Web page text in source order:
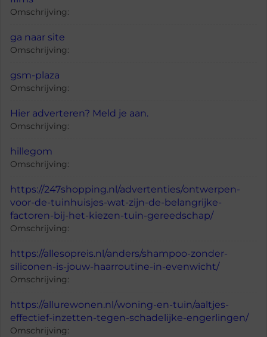
Omschrijving:
ga naar site
Omschrijving:
gsm-plaza
Omschrijving:
Hier adverteren? Meld je aan.
Omschrijving:
hillegom
Omschrijving:
https://247shopping.nl/advertenties/ontwerpen-
voor-de-tuinhuisjes-wat-zijn-de-belangrijke-
factoren-bij-het-kiezen-tuin-gereedschap/
Omschrijving:
https://allesopreis.nl/anders/shampoo-zonder-
siliconen-is-jouw-haarroutine-in-evenwicht/
Omschrijving:
https://allurewonen.nl/woning-en-tuin/aaltjes-
effectief-inzetten-tegen-schadelijke-engerlingen/
Omschrijving: